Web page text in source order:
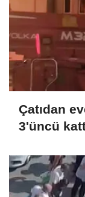
Çatıdan
3'üncü